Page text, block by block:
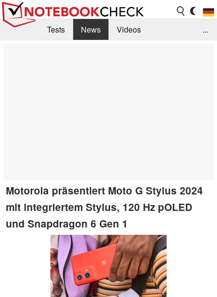
Tests News
Videos
...
Motorola präsentiert Moto G Stylus 2024
mit integriertem Stylus, 120 Hz pOLED
und Snapdragon 6 Gen 1